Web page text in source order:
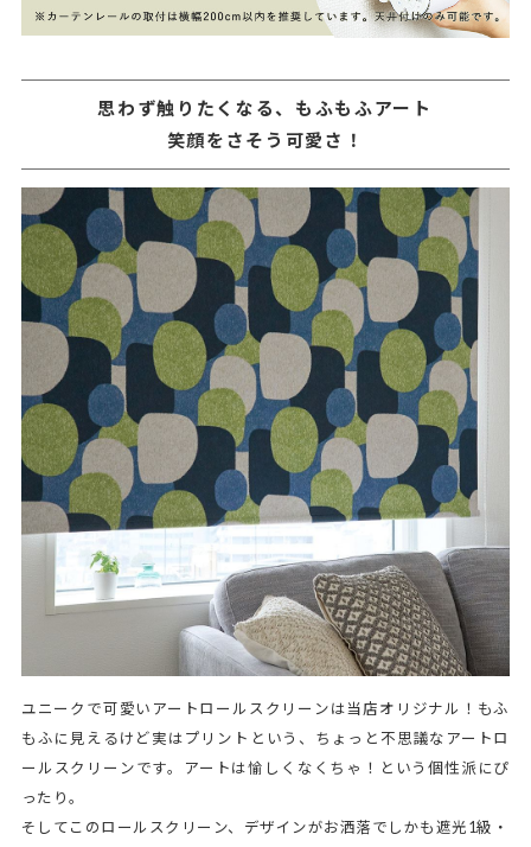
思わず触りたくなる、もふもふアート
笑顔をさそう可愛さ！
ユニークで可愛いアートロールスクリーンは当店オリジナル！もふ
もふに見えるけど実はプリントという、ちょっと不思議なアートロ
ールスクリーンです。アートは愉しくなくちゃ！という個性派にぴ
ったり。
そしてこのロールスクリーン、デザインがお洒落でしかも遮光1級・